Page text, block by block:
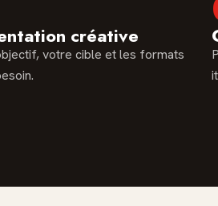
créative
votre cible et les formats